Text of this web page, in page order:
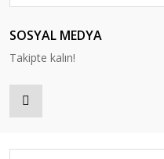
SOSYAL MEDYA
Takipte kalın!